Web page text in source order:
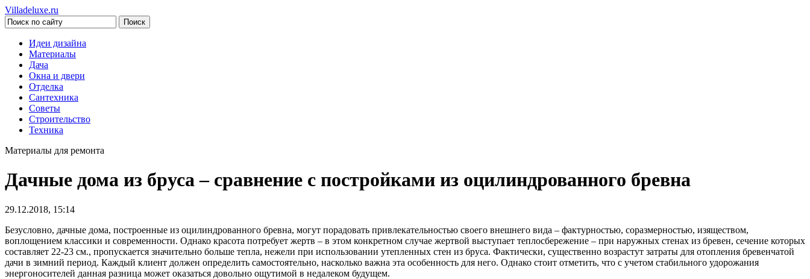
Villadeluxe.ru
Идеи дизайна
Материалы
Дача
Окна и двери
Отделка
Сантехника
Советы
Строительство
Техника
Материалы для ремонта
Дачные дома из бруса – сравнение с постройками из оцилиндрованного бревна
29.12.2018, 15:14
Безусловно, дачные дома, построенные из оцилиндрованного бревна, могут порадовать привлекательностью своего внешнего вида – фактурностью, соразмерностью, изяществом,
воплощением классики и современности. Однако красота потребует жертв – в этом конкретном случае жертвой выступает теплосбережение – при наружных стенах из бревен, сечение которых
составляет 22-23 см., пропускается значительно больше тепла, нежели при использовании утепленных стен из бруса. Фактически, существенно возрастут затраты для отопления бревенчатой
дачи в зимний период. Каждый клиент должен определить самостоятельно, насколько важна эта особенность для него. Однако стоит отметить, что с учетом стабильного удорожания
энергоносителей данная разница может оказаться довольно ощутимой в недалеком будущем.